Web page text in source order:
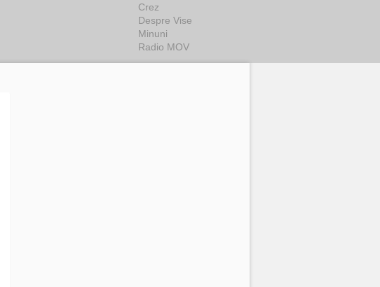
Crez
Despre Vise
Minuni
Radio MOV